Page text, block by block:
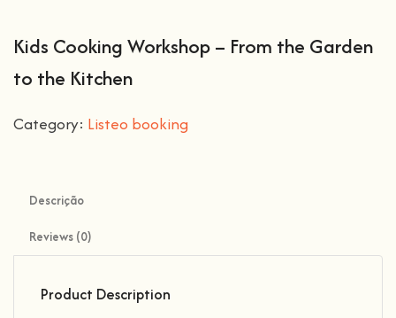
Kids Cooking Workshop – From the Garden
to the Kitchen
Category: Listeo booking
Descrição
Reviews (0)
Product Description